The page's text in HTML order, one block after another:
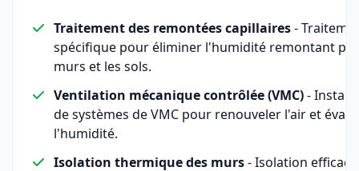
Traitement des remontées capillaires-
spécifique pour éliminer l'humidité remontant
murs et les sols.
Ventilation mécanique contrôlée (VMC)-
de systèmes de VMC pour renouveler l'air et
l'humidité.
Isolation thermique des murs- Isolation efficace